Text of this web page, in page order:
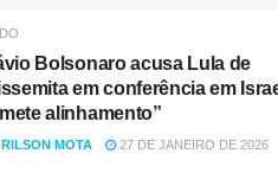
Bolsonaro acusa Lula de
em conferência em
alinhamento”
RILSON MOTA 27 DE JANEIRO DE 2026